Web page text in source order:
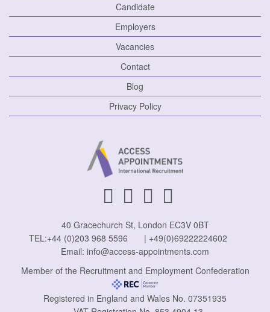
Candidate
Employers
Vacancies
Contact
Blog
Privacy Policy
40 Gracechurch St, London EC3V 0BT
TEL:+44 (0)203 968 5596 | +49(0)69222224602
Email: info@access-appointments.com
Member of the Recruitment and Employment Confederation
Registered in England and Wales No. 07351935